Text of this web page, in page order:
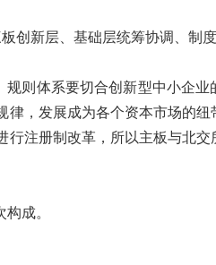
创新层、基础层统筹协调、制度
则体系要切合创新型中小企
，发展成为各个资本市场的
注册制改革，所以主板与北
成。